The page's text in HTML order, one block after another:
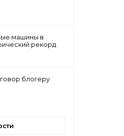
машины в
рекорд
блогеру